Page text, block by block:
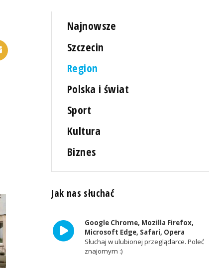
Najnowsze
Szczecin
Region
Polska i świat
Sport
Kultura
Biznes
Jak nas słuchać
Google Chrome, Mozilla Firefox,
Microsoft Edge, Safari, Opera
Słuchaj w ulubionej przeglądarce. Poleć
znajomym :)